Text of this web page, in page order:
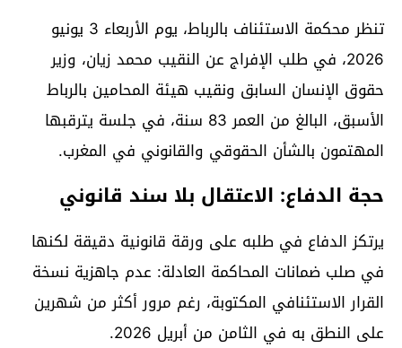
تنظر محكمة الاستئناف بالرباط، يوم الأربعاء 3 يونيو
2026، في طلب الإفراج عن النقيب محمد زيان، وزير
حقوق الإنسان السابق ونقيب هيئة المحامين بالرباط
الأسبق، البالغ من العمر 83 سنة، في جلسة يترقبها
المهتمون بالشأن الحقوقي والقانوني في المغرب.
حجة الدفاع: الاعتقال بلا سند قانوني
يرتكز الدفاع في طلبه على ورقة قانونية دقيقة لكنها
في صلب ضمانات المحاكمة العادلة: عدم جاهزية نسخة
القرار الاستئنافي المكتوبة، رغم مرور أكثر من شهرين
على النطق به في الثامن من أبريل 2026.